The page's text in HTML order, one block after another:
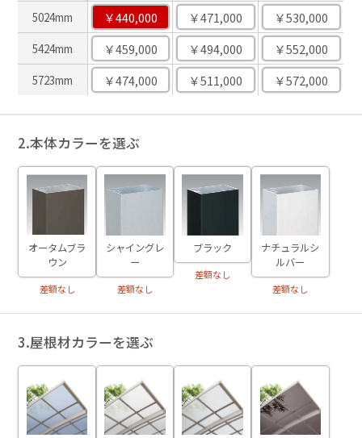
5024mm
￥440,000 ￥471,000 ￥530,000
5424mm ￥459,000 ￥494,000 ￥552,000
5723mm ￥474,000 ￥511,000 ￥572,000
2.本体カラーを選ぶ
オータムブラ
ウン
差額なし
シャイングレ
ー
差額なし
ブラック
差額なし
ナチュラルシ
ルバー
差額なし
3.屋根材カラーを選ぶ